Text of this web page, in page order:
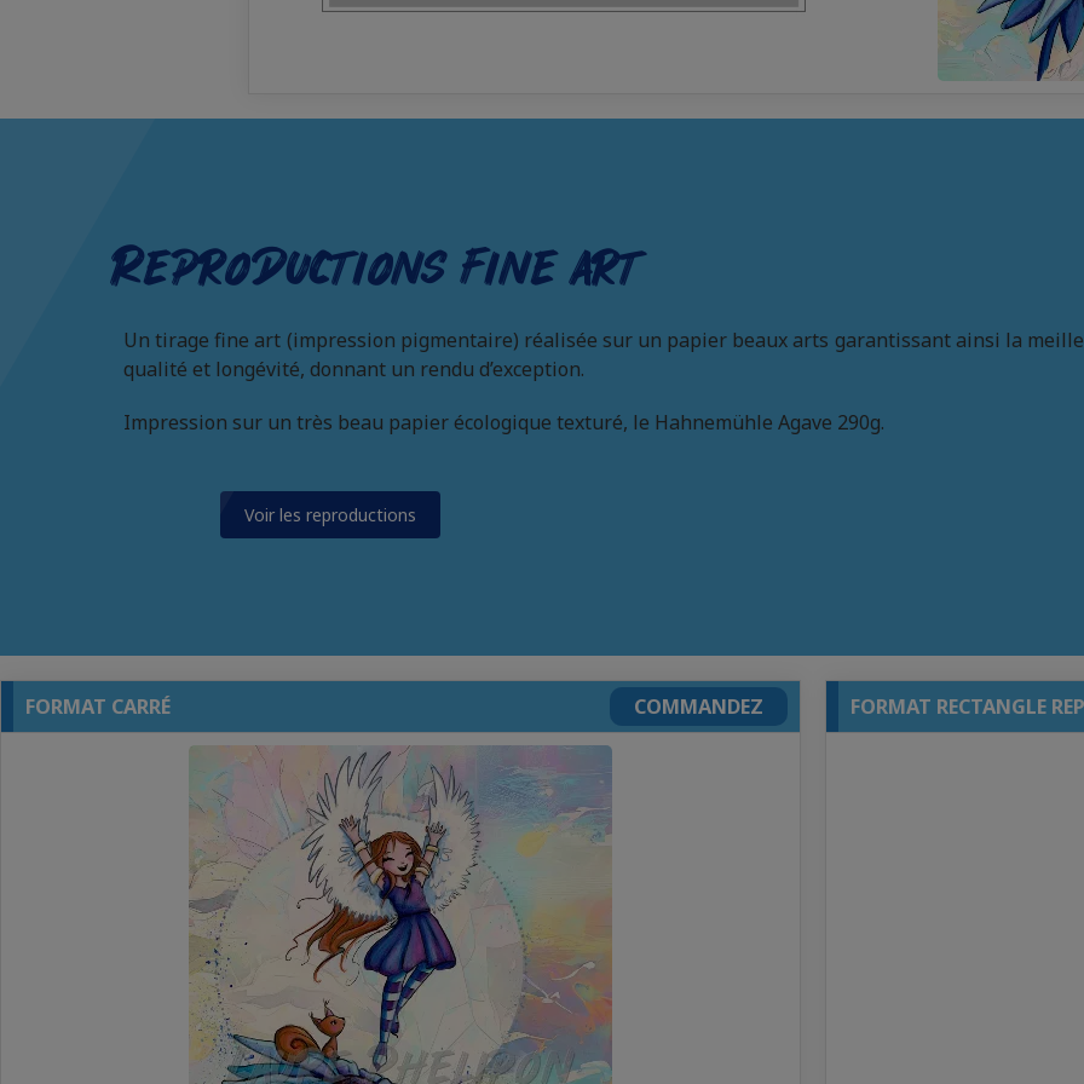
Reproductions fine art
Un tirage fine art (impression pigmentaire) réalisée sur un papier beaux arts garantissant ainsi la
qualité et longévité, donnant un rendu d’exception.
Impression sur un très beau papier écologique texturé, le Hahnemühle Agave 290g.
Voir les reproductions
FORMAT CARRÉ COMMANDEZ FORMAT RECTANGLE